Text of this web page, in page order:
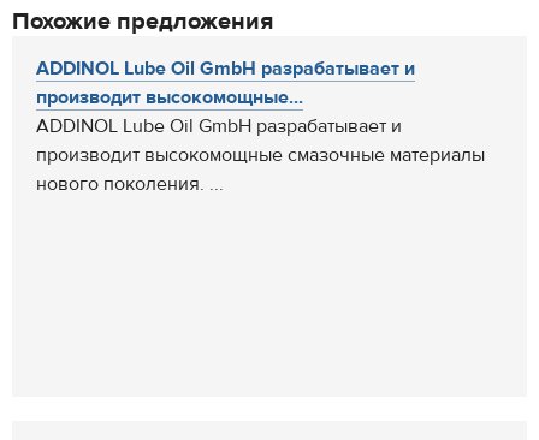
Похожие предложения
ADDINOL Lube Oil GmbH разрабатывает и
производит высокомощные...
ADDINOL Lube Oil GmbH разрабатывает и
производит высокомощные смазочные материалы
нового поколения. ...